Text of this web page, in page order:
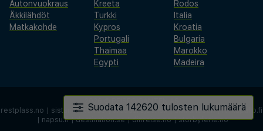
Suodata 142620 tulosten lukumäärä
Autonvuokraus
Äkkilähdöt
Matkakohde
Kreeta
Rodos
Turkki
Italia
Kypros
Kroatia
Portugali
Bulgaria
Thaimaa
Marokko
Egypti
Madeira
restplass.no
sistaminuten.se | afbudsrejser.dk | äkkilähdöt.fi | rantapallo.fi
napsu.fi | destination.se | dinreise.no | storbyferie.no